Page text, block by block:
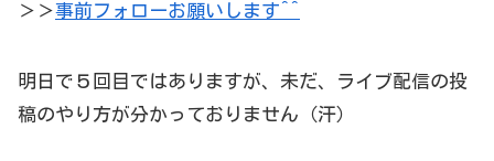
＞＞事前フォローお願いします^^
明日で５回目ではありますが、未だ、ライブ配信の投
稿のやり方が分かっておりません（汗）